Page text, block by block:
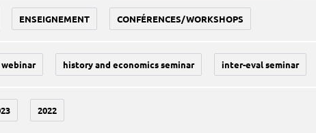
ENSEIGNEMENT CONFÉRENCES/WORKSHOPS
history and economics seminar inter-eval seminar
2022